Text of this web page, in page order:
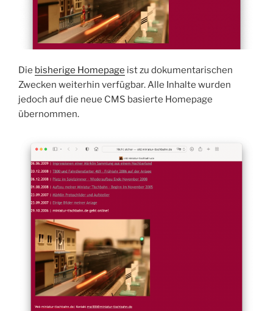
Die bisherige Homepage ist zu dokumentarischen
Zwecken weiterhin verfügbar. Alle Inhalte wurden
jedoch auf die neue CMS basierte Homepage
übernommen.